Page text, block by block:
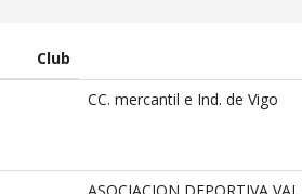
Club
CC. mercantil e Ind. de Vigo